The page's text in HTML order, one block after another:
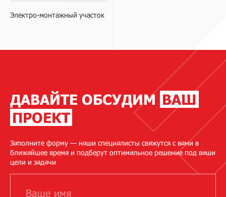
Электро-монтажный участок
ДАВАЙТЕ ОБСУДИМ ВАШ
ПРОЕКТ
Заполните форму — наши специалисты свяжутся с вами в
ближайшее время и подберут оптимальное решение под ваши
цели и задачи